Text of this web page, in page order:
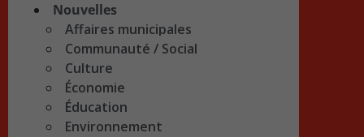
Nouvelles
Affaires municipales
Communauté / Social
Culture
Économie
Éducation
Environnement